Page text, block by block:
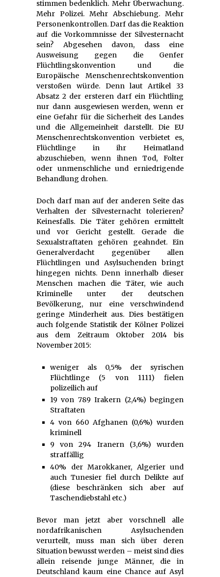
stimmen bedenklich. Mehr Überwachung.
Mehr Polizei. Mehr Abschiebung. Mehr
Personenkontrollen. Darf das die Reaktion
auf die Vorkommnisse der Silvesternacht
sein? Abgesehen davon, dass eine
Ausweisung gegen die Genfer
Flüchtlingskonvention und die
Europäische Menschenrechtskonvention
verstoßen würde. Denn laut Artikel 33
Absatz 2 der ersteren darf ein Flüchtling
nur dann ausgewiesen werden, wenn er
eine Gefahr für die Sicherheit des Landes
und die Allgemeinheit darstellt. Die EU
Menschenrechtskonvention verbietet es,
Flüchtlinge in ihr Heimatland
abzuschieben, wenn ihnen Tod, Folter
oder unmenschliche und erniedrigende
Behandlung drohen.
Doch darf man auf der anderen Seite das
Verhalten der Silvesternacht tolerieren?
Keinesfalls. Die Täter gehören ermittelt
und vor Gericht gestellt. Gerade die
Sexualstraftaten gehören geahndet. Ein
Generalverdacht gegenüber allen
Flüchtlingen und Asylsuchenden bringt
hingegen nichts. Denn innerhalb dieser
Menschen machen die Täter, wie auch
Kriminelle unter der deutschen
Bevölkerung, nur eine verschwindend
geringe Minderheit aus. Dies bestätigen
auch folgende Statistik der Kölner Polizei
aus dem Zeitraum Oktober 2014 bis
November 2015:
weniger als 0,5% der syrischen
Flüchtlinge (5 von 1111) fielen
polizeilich auf
19 von 789 Irakern (2,4%) begingen
Straftaten
4 von 660 Afghanen (0,6%) wurden
kriminell
9 von 294 Iranern (3,6%) wurden
straffällig
40% der Marokkaner, Algerier und
auch Tunesier fiel durch Delikte auf
(diese beschränken sich aber auf
Taschendiebstahl etc.)
Bevor man jetzt aber vorschnell alle
nordafrikanischen Asylsuchenden
verurteilt, muss man sich über deren
Situation bewusst werden – meist sind dies
allein reisende junge Männer, die in
Deutschland kaum eine Chance auf Asyl